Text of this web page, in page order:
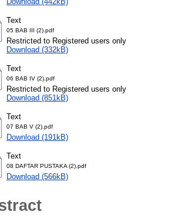
Text
05 BAB III (2).pdf
Restricted to Registered users only
Download (332kB)
Text
06 BAB IV (2).pdf
Restricted to Registered users only
Download (851kB)
Text
07 BAB V (2).pdf
Download (191kB)
Text
08 DAFTAR PUSTAKA (2).pdf
Download (566kB)